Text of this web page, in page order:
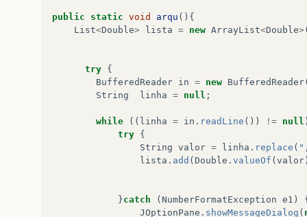
public static void arqu (){
List<Double> lista = new ArrayList<Double>
try {
BufferedReader in = new BufferedReader
String
linha = null ;
while (( linha = in . readLine ()) != null
try {
String valor = linha . replace (
lista . add ( Double . valueOf ( valor
}catch ( NumberFormatException e1 )
JOptionPane . showMessageDialog (